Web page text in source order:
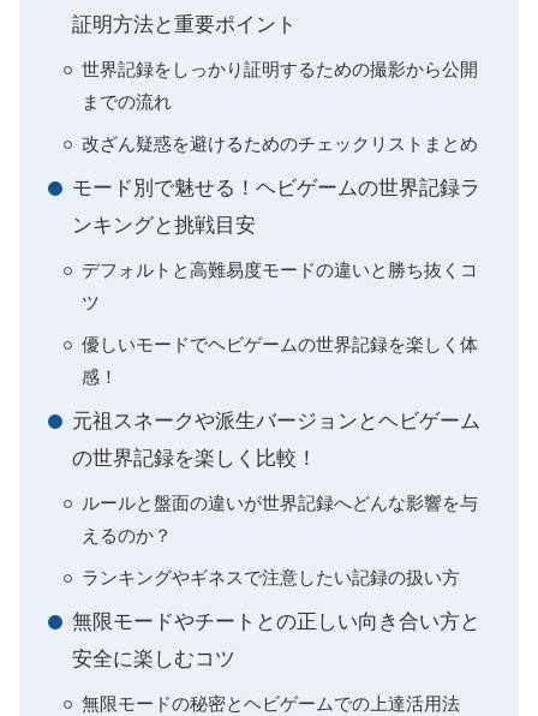
証明方法と重要ポイント
世界記録をしっかり証明するための撮影から公開
までの流れ
改ざん疑惑を避けるためのチェックリストまとめ
モード別で魅せる！ヘビゲームの世界記録ラ
ンキングと挑戦目安
デフォルトと高難易度モードの違いと勝ち抜くコ
ツ
優しいモードでヘビゲームの世界記録を楽しく体
感！
元祖スネークや派生バージョンとヘビゲーム
の世界記録を楽しく比較！
ルールと盤面の違いが世界記録へどんな影響を与
えるのか？
ランキングやギネスで注意したい記録の扱い方
無限モードやチートとの正しい向き合い方と
安全に楽しむコツ
無限モードの秘密とヘビゲームでの上達活用法